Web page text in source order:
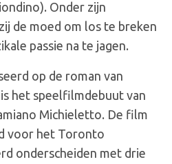
Onder zijn
de moed om los te breken
passie na te jagen.
op de roman van
het speelfilmdebuut van
Michieletto. De film
voor het Toronto
onderscheiden met drie